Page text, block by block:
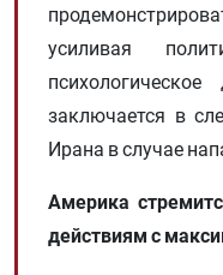
усиливая
заключается в
Ирана в случае
Америка
действиям с